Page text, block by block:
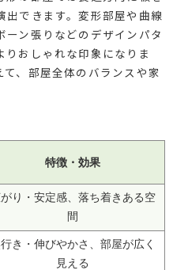
できます。変形部屋や曲線
ン張りなどのデザインパタ
おしゃれな印象になりま
、部屋全体のバランスや家
特徴・効果
り・安定感、落ち着きある空
間
き・伸びやかさ、部屋が広く
見える